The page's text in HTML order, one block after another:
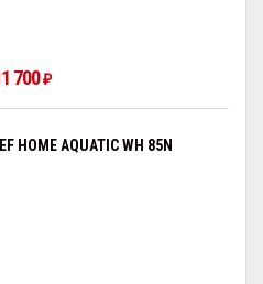
700₽
AQUATIC WH 85N